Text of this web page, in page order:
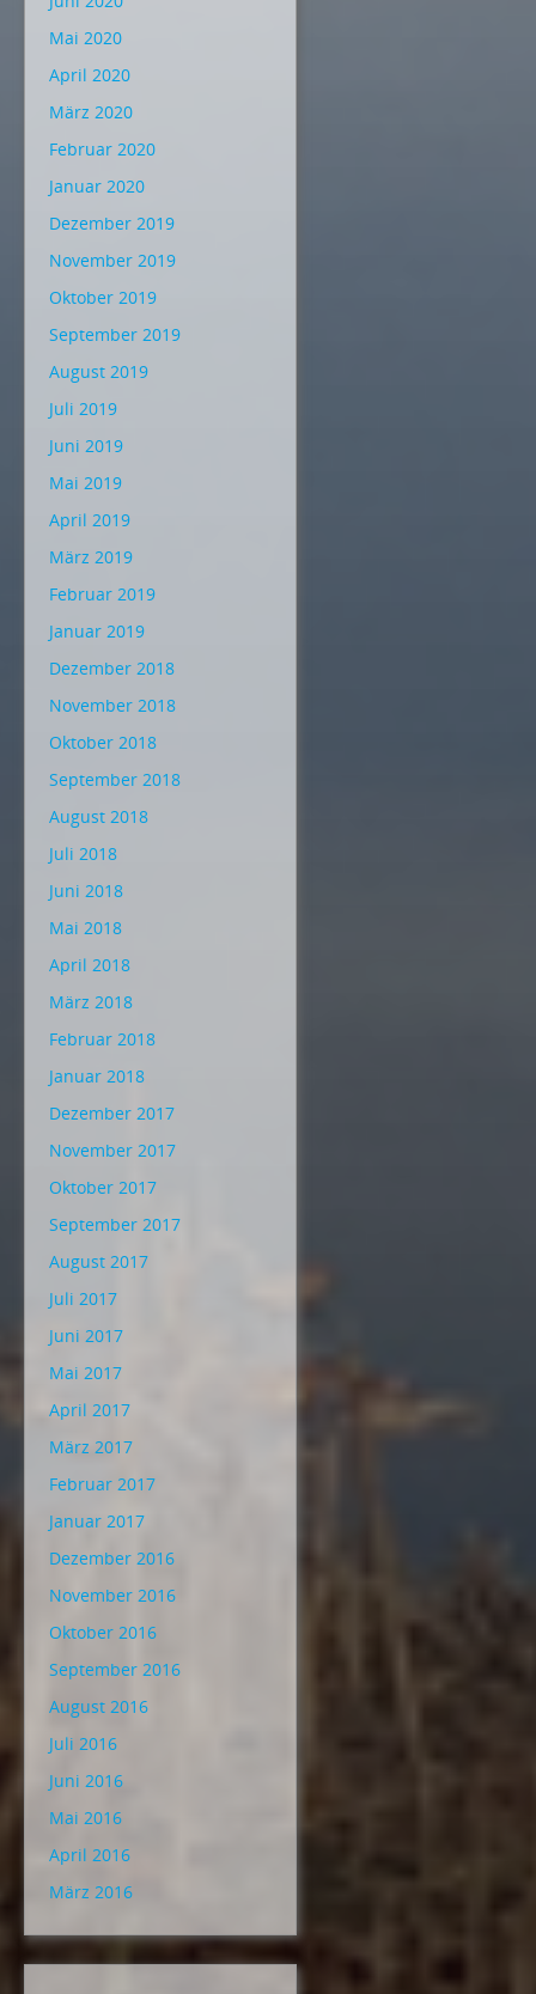
Mai 2020
April 2020
März 2020
Februar 2020
Januar 2020
Dezember 2019
November 2019
Oktober 2019
September 2019
August 2019
Juli 2019
Juni 2019
Mai 2019
April 2019
März 2019
Februar 2019
Januar 2019
Dezember 2018
November 2018
Oktober 2018
September 2018
August 2018
Juli 2018
Juni 2018
Mai 2018
April 2018
März 2018
Februar 2018
Januar 2018
Dezember 2017
November 2017
Oktober 2017
September 2017
August 2017
Juli 2017
Juni 2017
Mai 2017
April 2017
März 2017
Februar 2017
Januar 2017
Dezember 2016
November 2016
Oktober 2016
September 2016
August 2016
Juli 2016
Juni 2016
Mai 2016
April 2016
März 2016